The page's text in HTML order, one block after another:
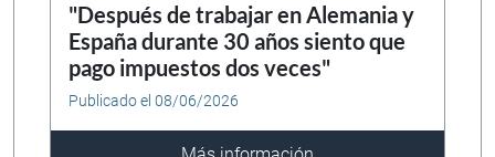
"Después de trabajar en Alemania y
España durante 30 años siento que
pago impuestos dos veces"
Publicado el 08/06/2026